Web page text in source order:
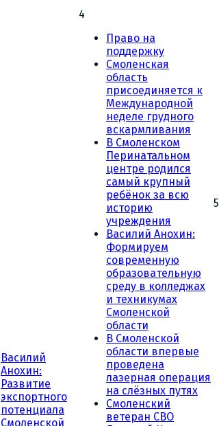
Василий
Анохин:
Развитие
экспортного
потенциала
Смоленской
4
Право на
поддержку
Смоленская
область
присоединяется к
Международной
неделе грудного
вскармливания
В Смоленском
Перинатальном
центре родился
самый крупный
ребёнок за всю
историю
учреждения
Василий Анохин:
Формируем
современную
образовательную
среду в колледжах
и техникумах
Смоленской
области
В Смоленской
области впервые
проведена
лазерная операция
на слёзных путях
Смоленский
ветеран СВО
5